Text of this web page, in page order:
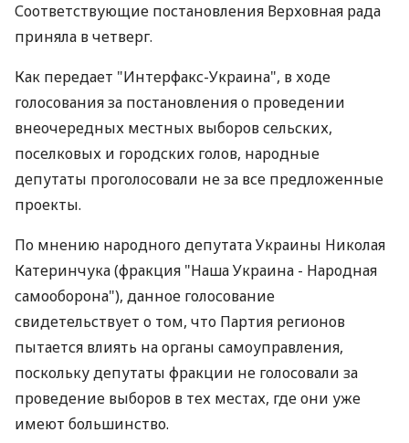
Соответствующие постановления Верховная рада
приняла в четверг.
Как передает "Интерфакс-Украина", в ходе
голосования за постановления о проведении
внеочередных местных выборов сельских,
поселковых и городских голов, народные
депутаты проголосовали не за все предложенные
проекты.
По мнению народного депутата Украины Николая
Катеринчука (фракция "Наша Украина - Народная
самооборона"), данное голосование
свидетельствует о том, что Партия регионов
пытается влиять на органы самоуправления,
поскольку депутаты фракции не голосовали за
проведение выборов в тех местах, где они уже
имеют большинство.